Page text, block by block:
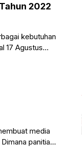
2022
kebutuhan
17 Agustus
media
panitia